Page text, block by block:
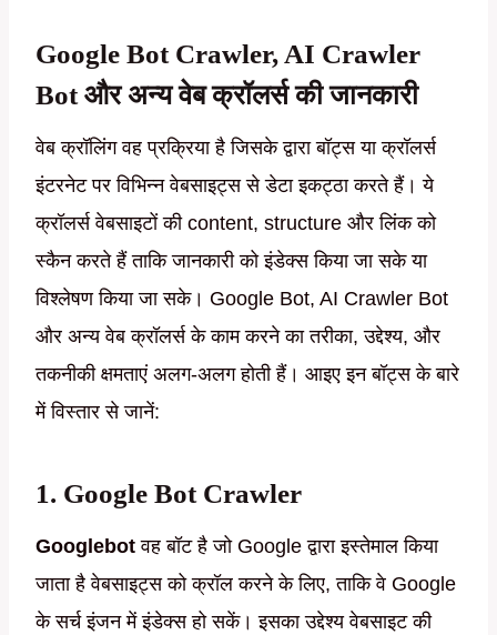
Google Bot Crawler, AI Crawler
Bot और अन्य वेब क्रॉलर्स की जानकारी
वेब क्रॉलिंग वह प्रक्रिया है जिसके द्वारा बॉट्स या क्रॉलर्स
इंटरनेट पर विभिन्न वेबसाइट्स से डेटा इकट्ठा करते हैं। ये
क्रॉलर्स वेबसाइटों की content, structure और लिंक को
स्कैन करते हैं ताकि जानकारी को इंडेक्स किया जा सके या
विश्लेषण किया जा सके। Google Bot, AI Crawler Bot
और अन्य वेब क्रॉलर्स के काम करने का तरीका, उद्देश्य, और
तकनीकी क्षमताएं अलग-अलग होती हैं। आइए इन बॉट्स के बारे
में विस्तार से जानें:
1. Google Bot Crawler
Googlebot वह बॉट है जो Google द्वारा इस्तेमाल किया
जाता है वेबसाइट्स को क्रॉल करने के लिए, ताकि वे Google
के सर्च इंजन में इंडेक्स हो सकें। इसका उद्देश्य वेबसाइट की